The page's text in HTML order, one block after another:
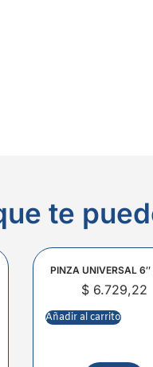
te
PINZA UNIVERSAL
$6.729,22
Añadir al carrito